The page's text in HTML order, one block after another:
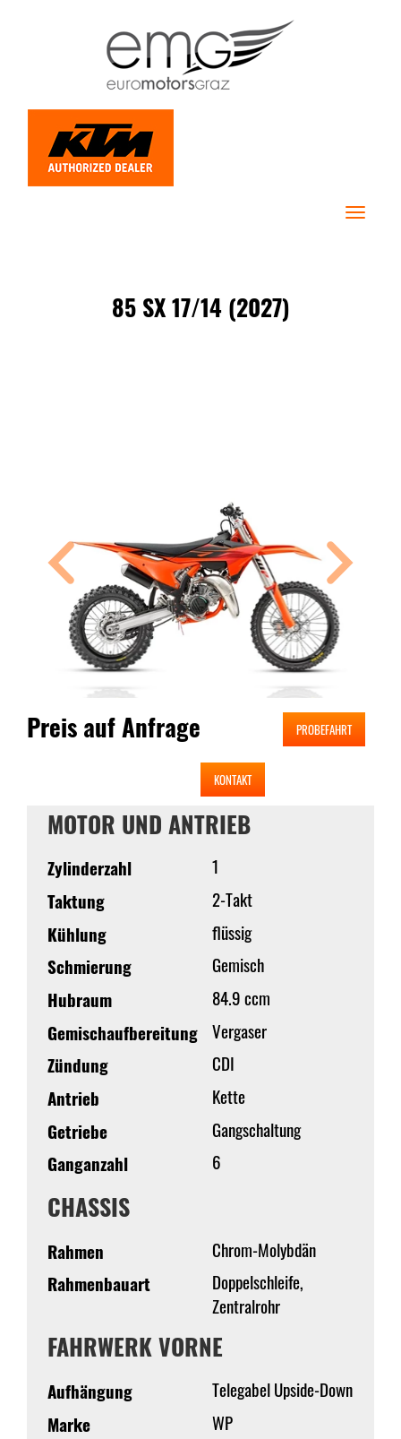
Toggle
85 SX 17/14 (2027)
Preis auf Anfrage PROBEFAHRT
KONTAKT
MOTOR UND ANTRIEB
Zylinderzahl
1
Taktung
2-Takt
Kühlung
flüssig
Schmierung
Gemisch
Hubraum
84.9 ccm
Gemischaufbereitung Vergaser
Zündung
CDI
Antrieb
Kette
Getriebe
Gangschaltung
Ganganzahl
6
CHASSIS
Rahmen
Chrom-Molybdän
Rahmenbauart
Doppelschleife,
Zentralrohr
FAHRWERK VORNE
Aufhängung
Telegabel Upside-Down
Marke
WP